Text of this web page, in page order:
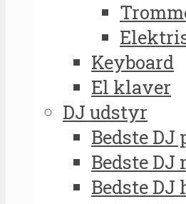
Keyboard
El klaver
DJ udstyr
Bedste DJ
Bedste DJ
Bedste DJ